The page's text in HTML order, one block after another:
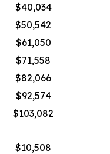
$40,034
$50,542
$61,050
$71,558
$82,066
$92,574
$103,082
$10,508